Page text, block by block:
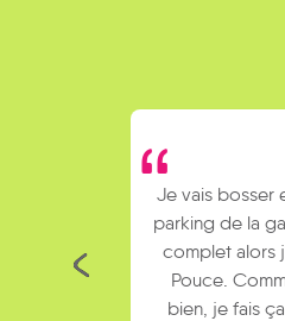
Je vais bosser en train, mais le
parking de la gare est toujours
complet alors j’ai testé Rezo
Pouce. Comme ça marche
bien, je fais ça matin et soir.